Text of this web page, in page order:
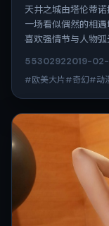
天井之城由塔伦蒂
一场看似偶然的相
喜欢强情节与人物弧
55302922019-
#欧美大片#奇幻#动